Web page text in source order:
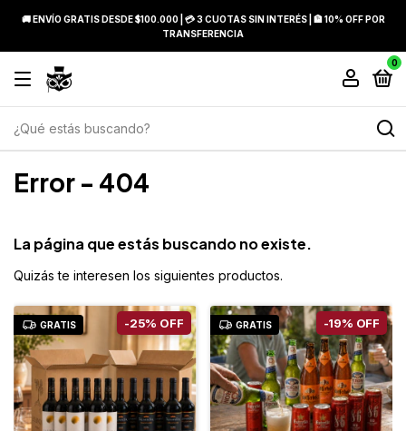
🚚 ENVÍO GRATIS DESDE $100.000 | 💳 3 CUOTAS SIN INTERÉS | 🏦 10% OFF POR
TRANSFERENCIA
0
Error - 404
La página que estás buscando no existe.
Quizás te interesen los siguientes productos.
GRATIS -25% OFF GRATIS -19% OFF